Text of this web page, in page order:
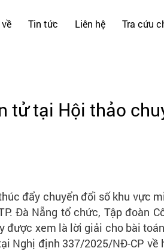
Tin tức Liên hệ Tra cứu
tử tại Hội thảo
đẩy chuyển đổi số khu vực
Đà Nẵng tổ chức, Tập đoàn
xem là lời giải cho bài
Nghị định 337/2025/NĐ-CP về